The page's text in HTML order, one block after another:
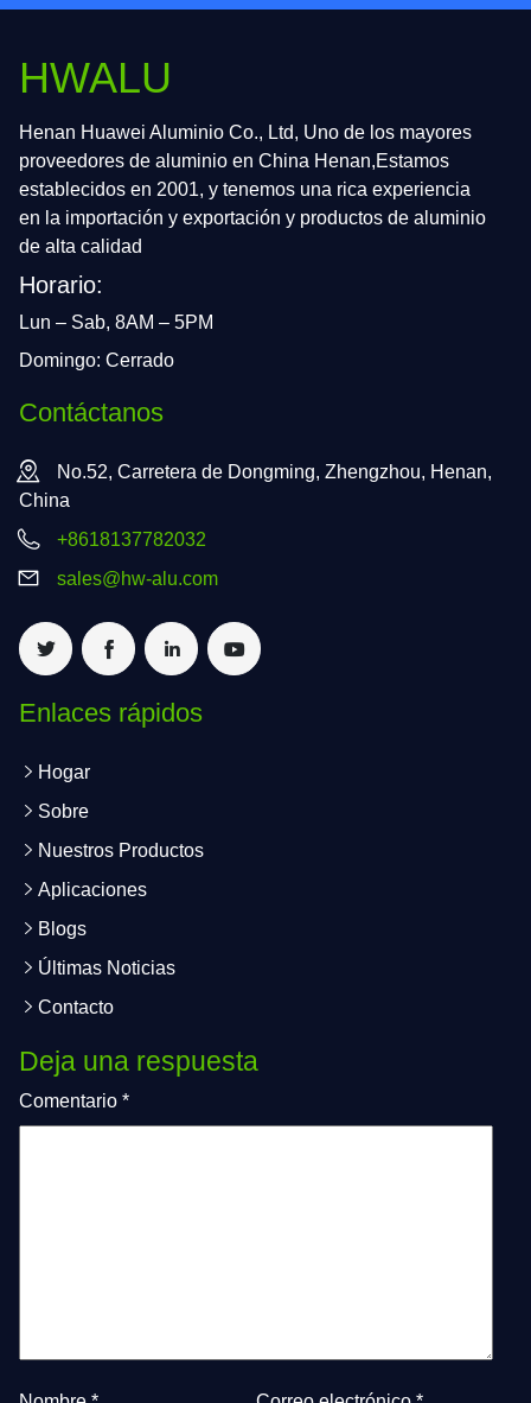
HWALU
Henan Huawei Aluminio Co., Ltd, Uno de los mayores
proveedores de aluminio en China Henan,Estamos
establecidos en 2001, y tenemos una rica experiencia
en la importación y exportación y productos de aluminio
de alta calidad
Horario:
Lun – Sab, 8AM – 5PM
Domingo: Cerrado
Contáctanos
No.52, Carretera de Dongming, Zhengzhou, Henan,
China
+8618137782032
sales@hw-alu.com
Enlaces rápidos
Hogar
Sobre
Nuestros Productos
Aplicaciones
Blogs
Últimas Noticias
Contacto
Deja una respuesta
Comentario *